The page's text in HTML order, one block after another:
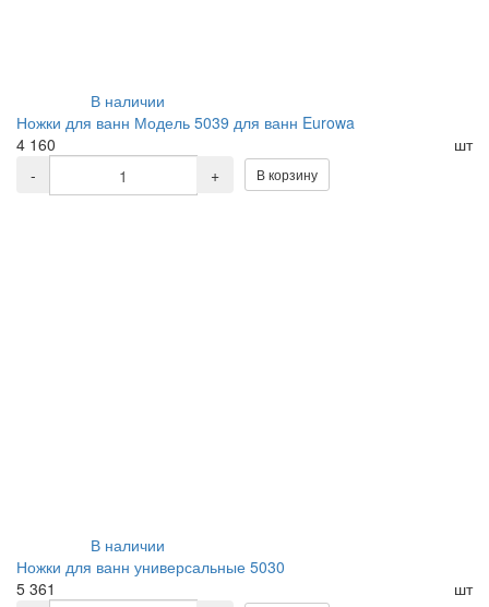
В наличии
Ножки для ванн Модель 5039 для ванн Eurowa
4 160
шт
-
+ В корзину
В наличии
Ножки для ванн универсальные 5030
5 361
шт